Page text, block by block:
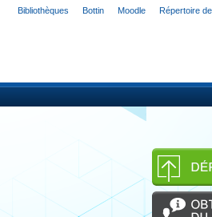
Bibliothèques Bottin Moodle Répertoire